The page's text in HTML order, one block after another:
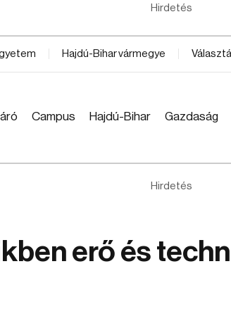
Hirdetés
Hajdú-Bihar vármegye
Campus Hajdú-Bihar Gazdaság
Hirdetés
erő és